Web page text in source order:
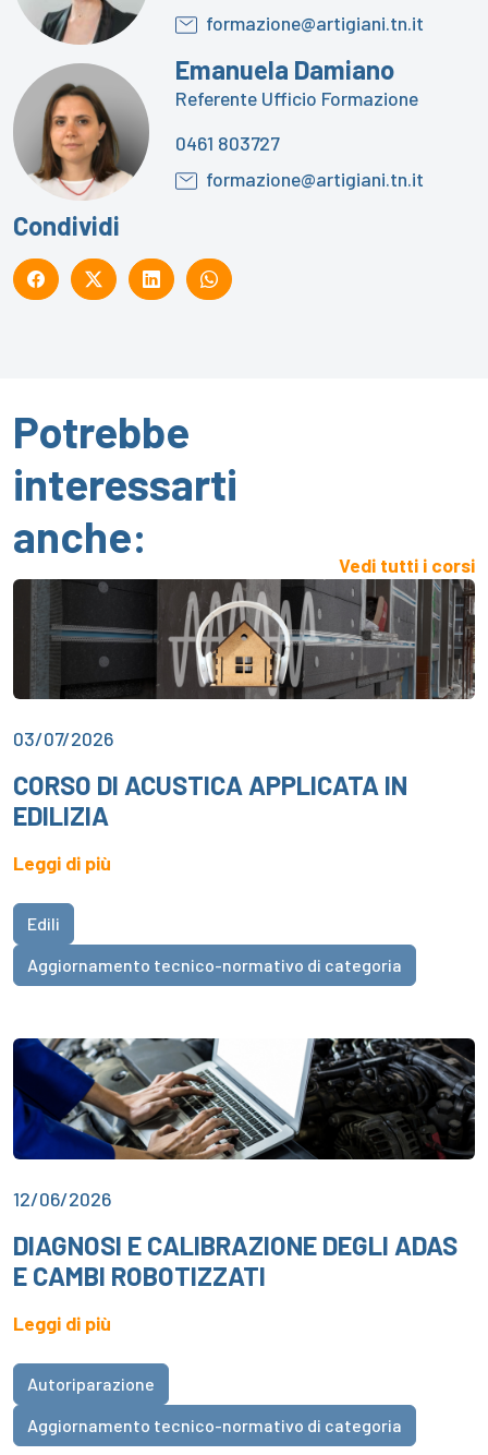
formazione@artigiani.tn.it
Emanuela Damiano
Referente Ufficio Formazione
0461 803727
formazione@artigiani.tn.it
Condividi
Potrebbe
interessarti
anche:
Vedi tutti i corsi
03/07/2026
CORSO DI ACUSTICA APPLICATA IN
EDILIZIA
Leggi di più
Edili
Aggiornamento tecnico-normativo di categoria
12/06/2026
DIAGNOSI E CALIBRAZIONE DEGLI ADAS
E CAMBI ROBOTIZZATI
Leggi di più
Autoriparazione
Aggiornamento tecnico-normativo di categoria